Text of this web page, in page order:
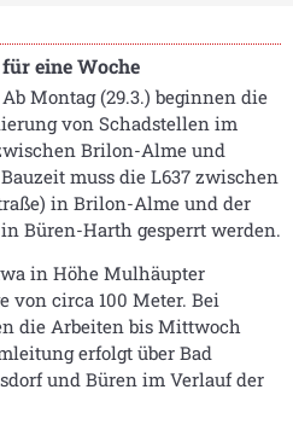
eine Woche
Montag (29.3.) beginnen die
von Schadstellen im
Brilon-Alme und
muss die L637 zwischen
in Brilon-Alme und der
Büren-Harth gesperrt werden.
in Höhe Mulhäupter
von circa 100 Meter. Bei
die Arbeiten bis Mittwoch
erfolgt über Bad
und Büren im Verlauf der